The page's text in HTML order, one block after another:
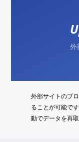
外
外部サイトのブ
ることが可能で
動でデータを再